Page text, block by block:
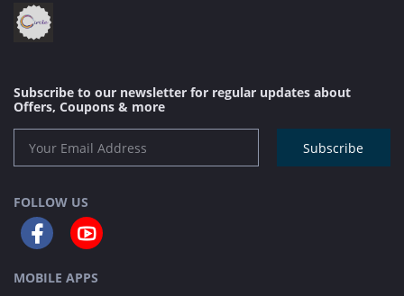
Subscribe to our newsletter for regular updates about
Offers, Coupons & more
Subscribe
FOLLOW US
MOBILE APPS